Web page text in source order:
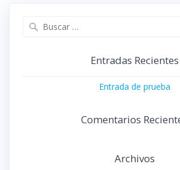
Entradas Recientes
Entrada de prueba
Comentarios
Archivos